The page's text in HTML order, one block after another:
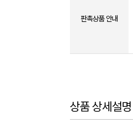
판촉상품 안내
상품 상세설명